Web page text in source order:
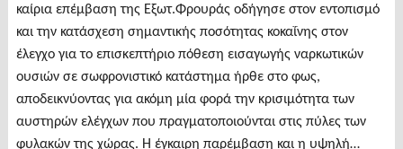
καίρια επέμβαση της Εξωτ.Φρουράς οδήγησε στον εντοπισμό
και την κατάσχεση σημαντικής ποσότητας κοκαΐνης στον
έλεγχο για το επισκεπτήριο πόθεση εισαγωγής ναρκωτικών
ουσιών σε σωφρονιστικό κατάστημα ήρθε στο φως,
αποδεικνύοντας για ακόμη μία φορά την κρισιμότητα των
αυστηρών ελέγχων που πραγματοποιούνται στις πύλες των
φυλακών της χώρας. Η έγκαιρη παρέμβαση και η υψηλή…